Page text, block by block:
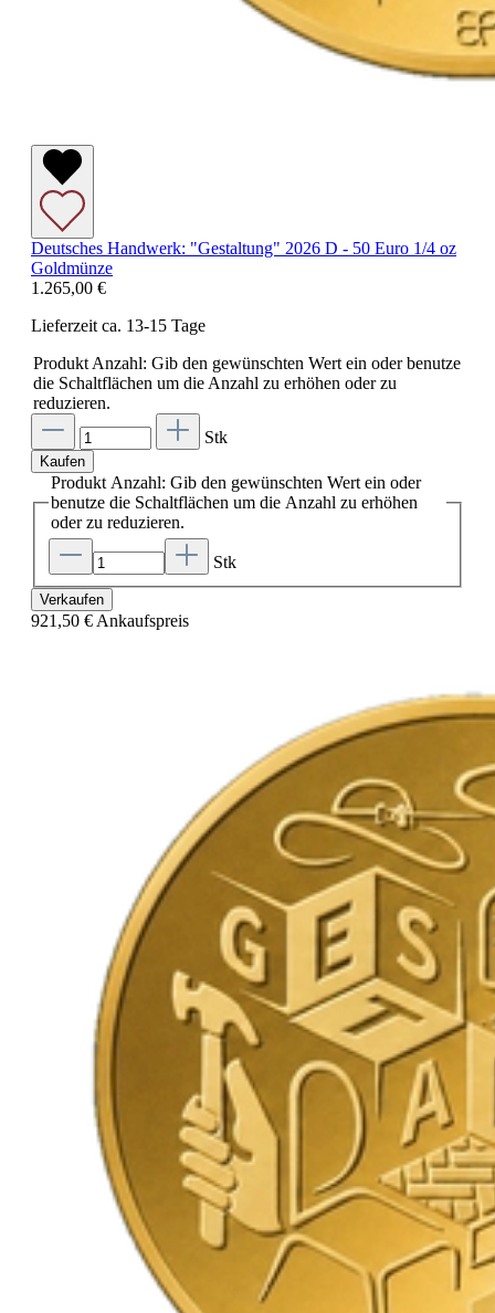
Deutsches Handwerk: "Gestaltung" 2026 D - 50 Euro 1/4 oz
Goldmünze
1.265,00 €
Lieferzeit ca. 13-15 Tage
Produkt Anzahl: Gib den gewünschten Wert ein oder benutze
die Schaltflächen um die Anzahl zu erhöhen oder zu
reduzieren.
Stk
Kaufen
Produkt Anzahl: Gib den gewünschten Wert ein oder
benutze die Schaltflächen um die Anzahl zu erhöhen
oder zu reduzieren.
Stk
Verkaufen
921,50 € Ankaufspreis